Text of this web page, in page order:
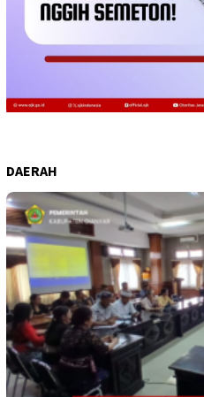
DAERAH